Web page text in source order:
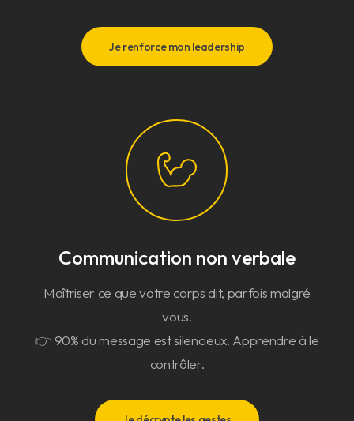
Je renforce mon leadership
Communication non verbale
Maîtriser ce que votre corps dit, parfois malgré
vous.
👉 90% du message est silencieux. Apprendre à le
contrôler.